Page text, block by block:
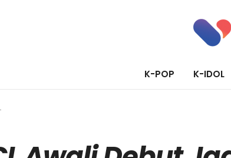
K-POP K-IDOL